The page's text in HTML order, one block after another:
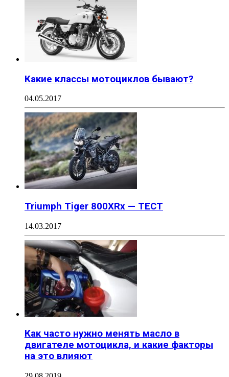
Какие классы мотоциклов бывают?
04.05.2017
Triumph Tiger 800XRx — ТЕСТ
14.03.2017
Как часто нужно менять масло в
двигателе мотоцикла, и какие факторы
на это влияют